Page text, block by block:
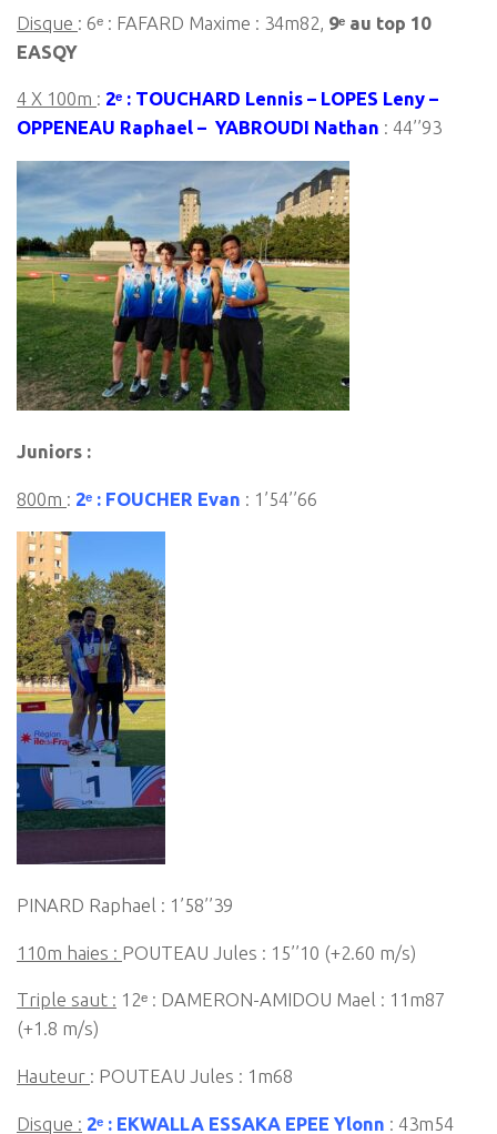
Disque : 6ᵉ : FAFARD Maxime : 34m82, 9ᵉ au top 10
EASQY
4 X 100m : 2ᵉ : TOUCHARD Lennis – LOPES Leny –
OPPENEAU Raphael – YABROUDI Nathan : 44’’93
Juniors :
800m : 2ᵉ : FOUCHER Evan : 1’54’’66
PINARD Raphael : 1’58’’39
110m haies : POUTEAU Jules : 15’’10 (+2.60 m/s)
Triple saut : 12ᵉ : DAMERON-AMIDOU Mael : 11m87
(+1.8 m/s)
Hauteur : POUTEAU Jules : 1m68
Disque : 2ᵉ : EKWALLA ESSAKA EPEE Ylonn : 43m54